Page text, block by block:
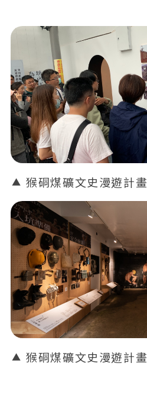
猴硐煤礦文史漫遊計畫
猴硐煤礦文史漫遊計畫